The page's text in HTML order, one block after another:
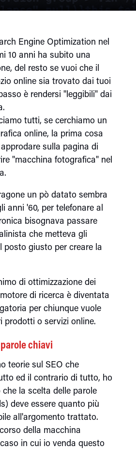
Engine Optimization nel
10 anni ha subito una
del resto se vuoi che il
online sia trovato dai tuoi
è rendersi "leggibili" dai
tutti, se cerchiamo un
online, la prima cosa
sulla pagina di
"macchina fotografica" nel
un pò datato sembra
anni '60, per telefonare al
bisognava passare
che metteva gli
giusto per creare la
di ottimizzazione dei
di ricerca è diventata
per chiunque vuole
prodotti o servizi online.
chiavi
teorie sul SEO che
ed il contrario di tutto, ho
la scelta delle parole
deve essere quanto più
all'argomento trattato.
della macchina
in cui io venda questo